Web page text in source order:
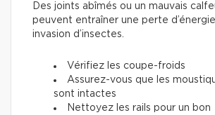
Des joints abîmés ou un mauvais
peuvent entraîner une perte
invasion d’insectes.
Vérifiez les coupe-froids
Assurez-vous que les
sont intactes
Nettoyez les rails pour un bon